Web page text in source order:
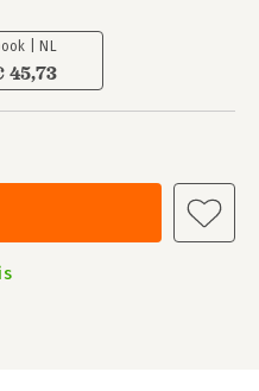
| NL
45,73